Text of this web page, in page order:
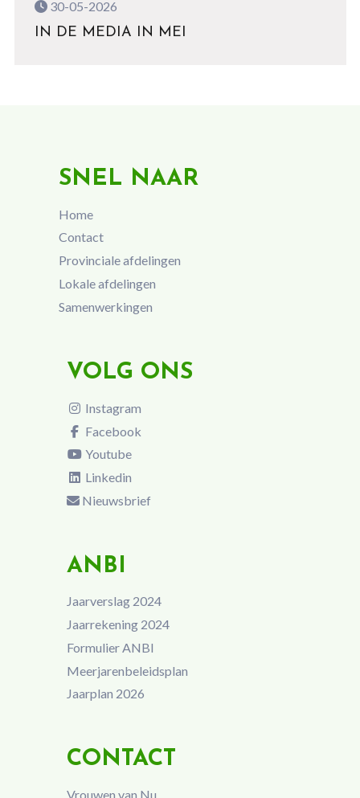
30-05-2026
IN DE MEDIA IN MEI
SNEL NAAR
Home
Contact
Provinciale afdelingen
Lokale afdelingen
Samenwerkingen
VOLG ONS
Instagram
Facebook
Youtube
Linkedin
Nieuwsbrief
ANBI
Jaarverslag 2024
Jaarrekening 2024
Formulier ANBI
Meerjarenbeleidsplan
Jaarplan 2026
CONTACT
Vrouwen van Nu